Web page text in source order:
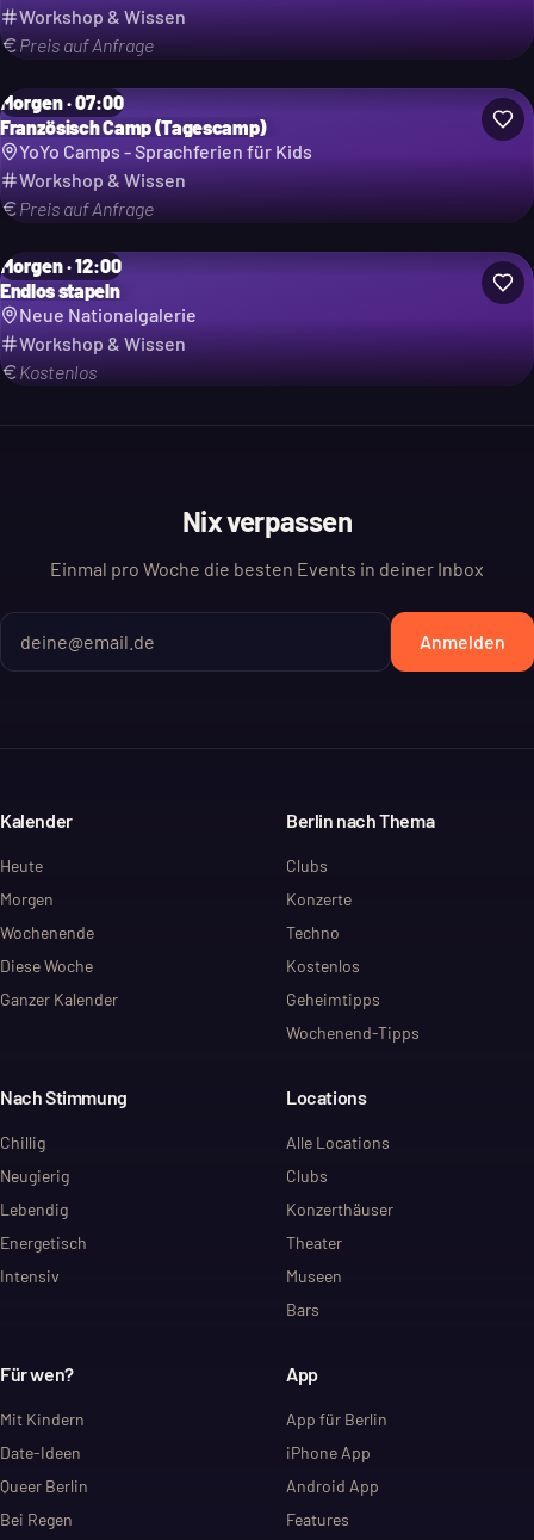
Workshop & Wissen
Preis auf Anfrage
Morgen · 07:00
Französisch Camp (Tagescamp)
YoYo Camps - Sprachferien für Kids
Workshop & Wissen
Preis auf Anfrage
Morgen · 12:00
Endlos stapeln
Neue Nationalgalerie
Workshop & Wissen
Kostenlos
Nix verpassen
Einmal pro Woche die besten Events in deiner Inbox
Anmelden
Kalender
Heute
Morgen
Wochenende
Diese Woche
Ganzer Kalender
Berlin nach Thema
Clubs
Konzerte
Techno
Kostenlos
Geheimtipps
Wochenend-Tipps
Nach Stimmung
Chillig
Neugierig
Lebendig
Energetisch
Intensiv
Locations
Alle Locations
Clubs
Konzerthäuser
Theater
Museen
Bars
Für wen?
Mit Kindern
Date-Ideen
Queer Berlin
Bei Regen
App
App für Berlin
iPhone App
Android App
Features